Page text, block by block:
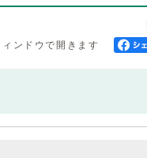
ンドウで開きます